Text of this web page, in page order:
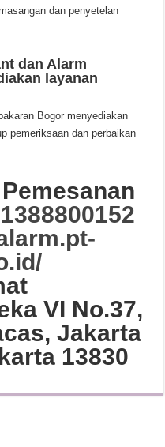
dan penyetelan
dan Alarm
layanan
Bogor menyediakan
pemeriksaan dan perbaikan
VI No.37,
Jakarta
13830